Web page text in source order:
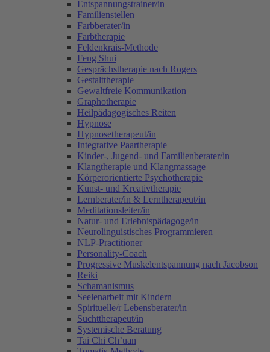
Entspannungstrainer/in
Familienstellen
Farbberater/in
Farbtherapie
Feldenkrais-Methode
Feng Shui
Gesprächstherapie nach Rogers
Gestalttherapie
Gewaltfreie Kommunikation
Graphotherapie
Heilpädagogisches Reiten
Hypnose
Hypnosetherapeut/in
Integrative Paartherapie
Kinder-, Jugend- und Familienberater/in
Klangtherapie und Klangmassage
Körperorientierte Psychotherapie
Kunst- und Kreativtherapie
Lernberater/in & Lerntherapeut/in
Meditationsleiter/in
Natur- und Erlebnispädagoge/in
Neurolinguistisches Programmieren
NLP-Practitioner
Personality-Coach
Progressive Muskelentspannung nach Jacobson
Reiki
Schamanismus
Seelenarbeit mit Kindern
Spirituelle/r Lebensberater/in
Suchttherapeut/in
Systemische Beratung
Tai Chi Ch’uan